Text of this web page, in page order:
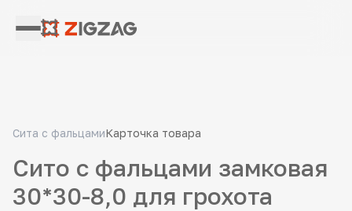
Сита с фальцамиКарточка товара
Сито с фальцами замковая
30*30-8,0 для грохота